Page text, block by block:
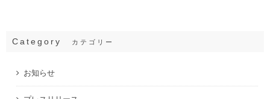
Category カテゴリー
お知らせ